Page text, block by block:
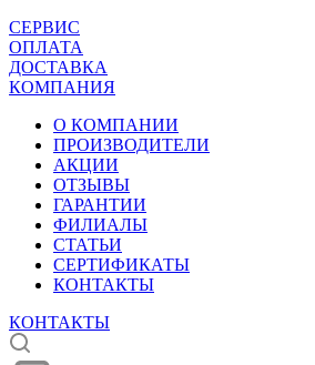
СЕРВИС
ОПЛАТА
ДОСТАВКА
КОМПАНИЯ
О КОМПАНИИ
ПРОИЗВОДИТЕЛИ
АКЦИИ
ОТЗЫВЫ
ГАРАНТИИ
ФИЛИАЛЫ
СТАТЬИ
СЕРТИФИКАТЫ
КОНТАКТЫ
КОНТАКТЫ